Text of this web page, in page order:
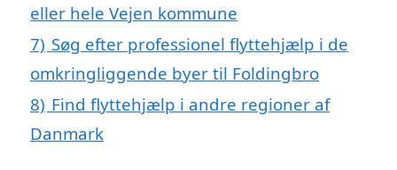
eller hele Vejen kommune
7) Søg efter professionel flyttehjælp i de
omkringliggende byer til Foldingbro
8) Find flyttehjælp i andre regioner af
Danmark